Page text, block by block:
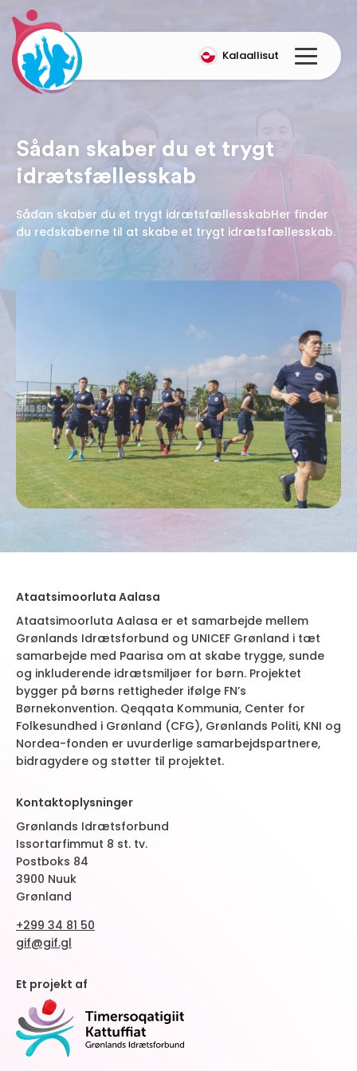
Kalaallisut
Sådan skaber du et trygt
idrætsfællesskab
Sådan skaber du et trygt idrætsfællesskabHer finder
du redskaberne til at skabe et trygt idrætsfællesskab.
Ataatsimoorluta Aalasa
Ataatsimoorluta Aalasa er et samarbejde mellem
Grønlands Idrætsforbund og UNICEF Grønland i tæt
samarbejde med Paarisa om at skabe trygge, sunde
og inkluderende idrætsmiljøer for børn. Projektet
bygger på børns rettigheder ifølge FN’s
Børnekonvention. Qeqqata Kommunia, Center for
Folkesundhed i Grønland (CFG), Grønlands Politi, KNI og
Nordea-fonden er uvurderlige samarbejdspartnere,
bidragydere og støtter til projektet.
Kontaktoplysninger
Grønlands Idrætsforbund
Issortarfimmut 8 st. tv.
Postboks 84
3900 Nuuk
Grønland
+299 34 81 50
gif@gif.gl
Et projekt af